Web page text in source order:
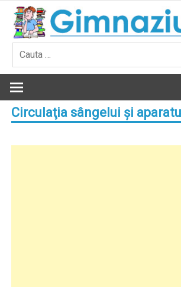
Skip
content
Circulaţia sângelui şi